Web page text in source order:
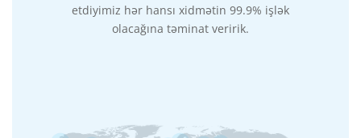
etdiyimiz hər hansı xidmətin 99.9% işlək
olacağına təminat veririk.